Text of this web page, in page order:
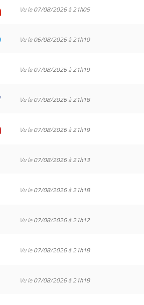
Vu le07/08/2026 à 21h05
Vu le06/08/2026 à 21h10
Vu le07/08/2026 à 21h19
Vu le07/08/2026 à 21h18
Vu le07/08/2026 à 21h19
Vu le07/08/2026 à 21h13
Vu le07/08/2026 à 21h18
Vu le07/08/2026 à 21h12
Vu le07/08/2026 à 21h18
Vu le07/08/2026 à 21h18